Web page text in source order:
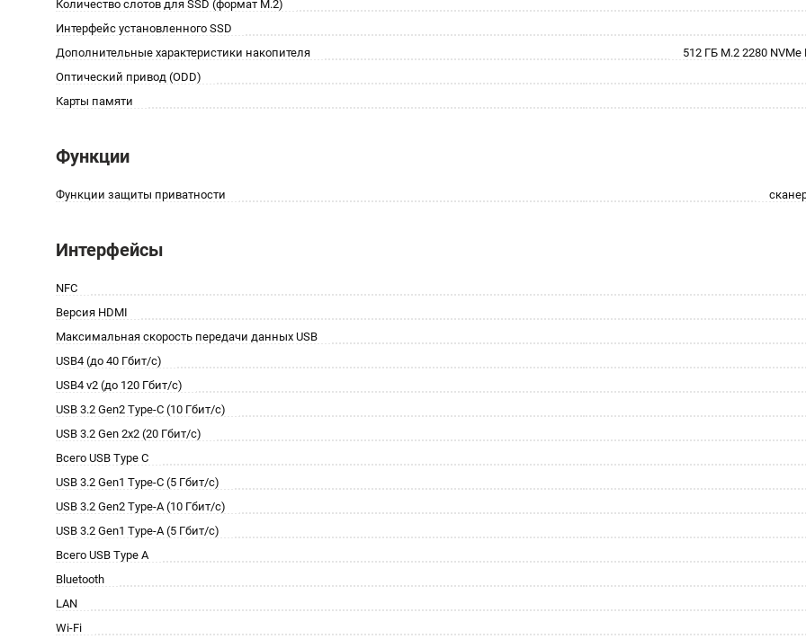
Количество слотов для SSD (формат M.2)
Интерфейс установленного SSD
Дополнительные характеристики накопителя
512 ГБ M.2 2280 NVMe
Оптический привод (ODD)
Карты памяти
Функции
Функции защиты приватности
Интерфейсы
NFC
Версия HDMI
Максимальная скорость передачи данных USB
USB4 (до 40 Гбит/с)
USB4 v2 (до 120 Гбит/с)
USB 3.2 Gen2 Type-C (10 Гбит/с)
USB 3.2 Gen 2x2 (20 Гбит/с)
Всего USB Type C
USB 3.2 Gen1 Type-C (5 Гбит/с)
USB 3.2 Gen2 Type-A (10 Гбит/с)
USB 3.2 Gen1 Type-A (5 Гбит/с)
Всего USB Type A
Bluetooth
LAN
Wi-Fi